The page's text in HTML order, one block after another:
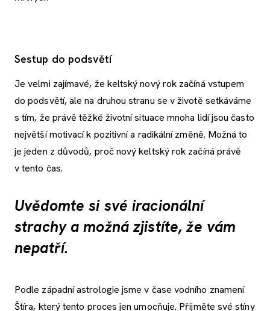
Sestup do podsvětí
Je velmi zajímavé, že keltský nový rok začíná vstupem
do podsvětí, ale na druhou stranu se v životě setkáváme
s tím, že právě těžké životní situace mnoha lidí jsou často
největší motivací k pozitivní a radikální změně. Možná to
je jeden z důvodů, proč nový keltský rok začíná právě
v tento čas.
Uvědomte si své iracionální
strachy a možná zjistíte, že vám
nepatří.
Podle západní astrologie jsme v čase vodního znamení
Štíra, který tento proces jen umocňuje. Přijměte své stíny